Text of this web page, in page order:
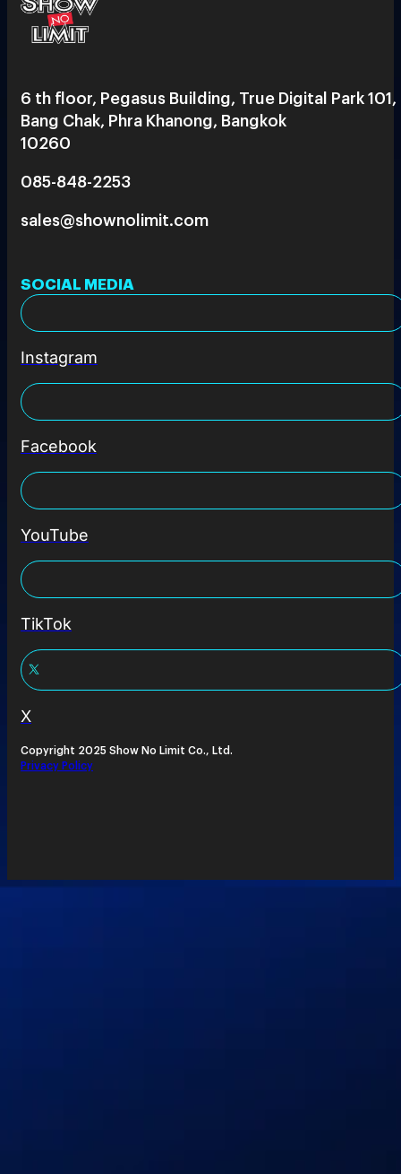
6 th floor, Pegasus Building, True Digital Park 101,
Bang Chak, Phra Khanong, Bangkok
10260
085-848-2253
sales@shownolimit.com
SOCIAL MEDIA
Instagram
Facebook
YouTube
TikTok
X
Copyright 2025 Show No Limit Co., Ltd.
Privacy Policy